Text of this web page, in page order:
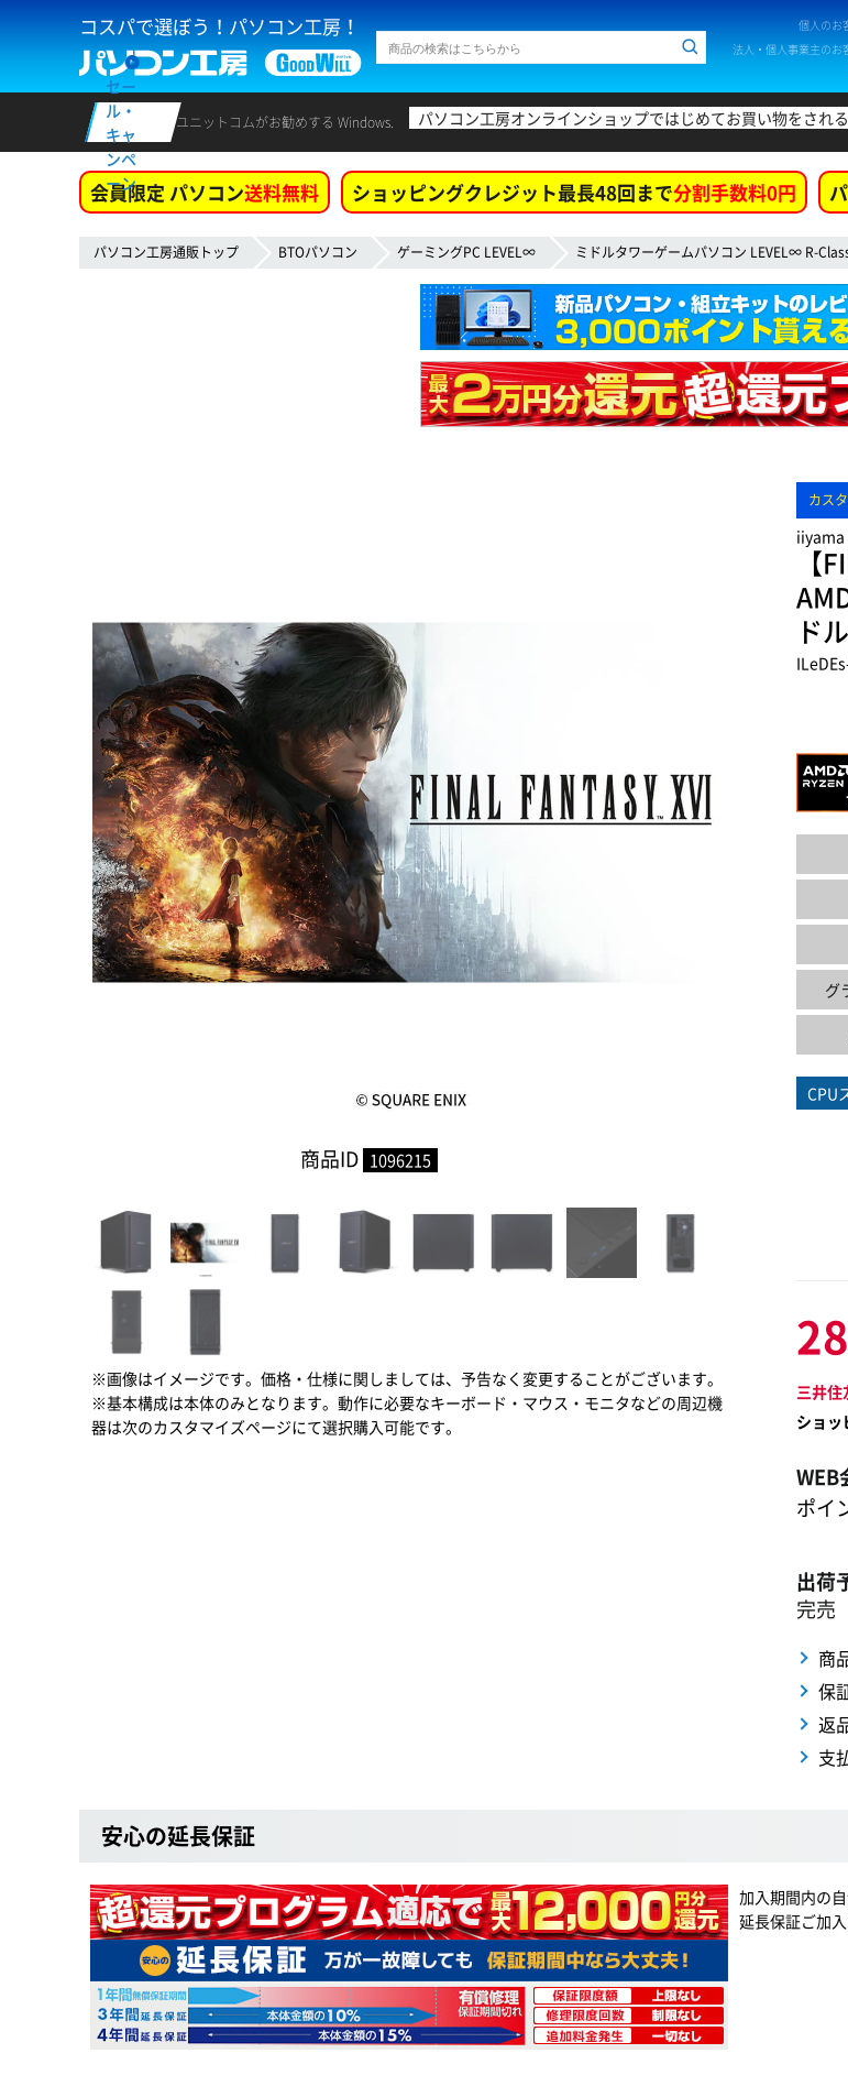
コスパで選ぼう！パソコン工房！ 個人のお
法人・個人事業主のお
セー
ル・
キャ
ンペ
ーン
ユニットコムがお勧めする Windows. パソコン工房オンラインショップではじめてお買い物をされ
会員限定 パソコン送料無料 ショッピングクレジット最長48回まで分割手数料0円
パソコン工房通販トップ BTOパソコン ゲーミングPC LEVEL∞ ミドルタワーゲームパソコン LEVEL∞ R-
商品ID 1096215
※画像はイメージです。価格・仕様に関しましては、予告なく変更することがございます。
※基本構成は本体のみとなります。動作に必要なキーボード・マウス・モニタなどの周辺機
器は次のカスタマイズページにて選択購入可能です。
カス
iiyama
【
ド
グ
CPU
三井住
ショッ
WEB
ポイ
出荷
完売
商
保
返
支
安心の延長保証
加入期間内の
延長保証ご加